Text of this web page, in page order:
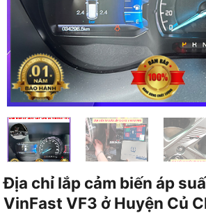
Địa chỉ lắp cảm biến áp
VinFast VF3 ở Huyện Củ